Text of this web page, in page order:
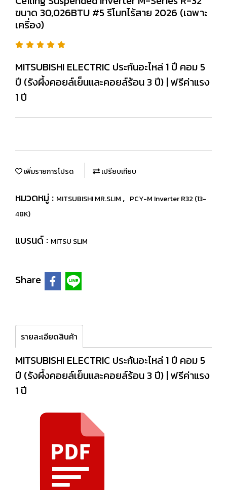
ขนาด 30,026BTU #5 รีโมทไร้สาย 2026 (เฉพาะ
เครื่อง)
MITSUBISHI ELECTRIC ประกันอะไหล่ 1 ปี คอม 5
ปี (รังผึ้งคอยล์เย็นและคอยล์ร้อน 3 ปี) | ฟรีค่าแรง
1 ปี
เพิ่มรายการโปรด เปรียบเทียบ
หมวดหมู่ : MITSUBISHI MR.SLIM , PCY-M Inverter R32 (13-
48K)
แบรนด์ : MITSU SLIM
Share
รายละเอียดสินค้า
MITSUBISHI ELECTRIC ประกันอะไหล่ 1 ปี คอม 5
ปี (รังผึ้งคอยล์เย็นและคอยล์ร้อน 3 ปี) | ฟรีค่าแรง
1 ปี